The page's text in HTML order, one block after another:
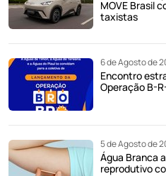
MOVE Brasil
taxistas
6 de Agosto de
Encontro
Operação B-
5 de Agosto de
Água Branca
reprodutivo